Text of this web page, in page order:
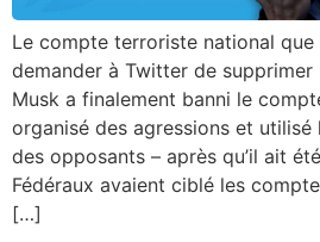
Le compte terroriste national que
demander à Twitter de
Musk a finalement banni le
organisé des agressions et utilisé
des opposants – après qu’il ait
Fédéraux avaient ciblé les
[…]